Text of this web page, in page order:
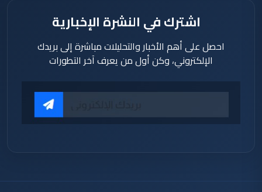
اشترك في النشرة الإخبارية
احصل على أهم الأخبار والتحليلات مباشرة إلى بريدك
الإلكتروني، وكن أول من يعرف آخر التطورات